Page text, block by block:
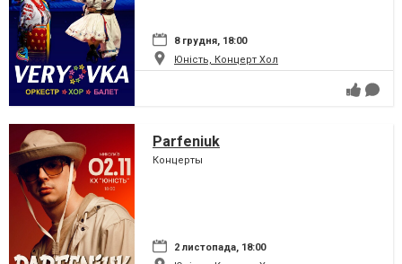
8 грудня, 18:00
Юність, Концерт Хол
Parfeniuk
Концерты
2 листопада, 18:00